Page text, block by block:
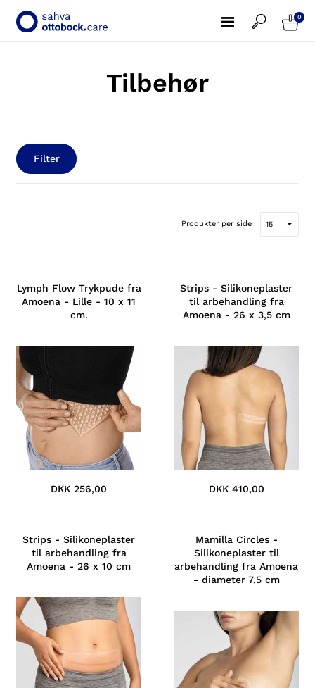
0
Tilbehør
Filter
Produkter per side
Lymph Flow Trykpude fra
Amoena - Lille - 10 x 11
cm.
DKK 256,00
Strips - Silikoneplaster
til arbehandling fra
Amoena - 26 x 3,5 cm
DKK 410,00
Strips - Silikoneplaster
til arbehandling fra
Amoena - 26 x 10 cm
Mamilla Circles -
Silikoneplaster til
arbehandling fra Amoena
- diameter 7,5 cm